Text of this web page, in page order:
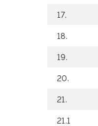
17.
18.
19.
20.
21.
21.1